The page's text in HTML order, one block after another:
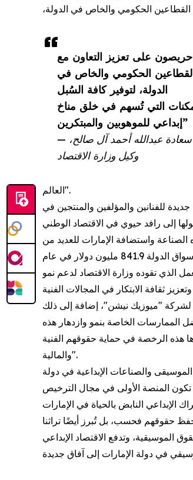
حريصون على تعزيز التعاون مع
الحكومي والخاص في
الدولة، لتوفير كافة السُبل
التي تُسهم في خلق مناخ
إبداعي للموهوبين والمبتكرين”
— سعادة عبدالله أحمد آل صالح،
وكيل وزارة الاقتصاد
القطاعين الحكومي والخاص في الدولة،
العالم".
للفنانين والمؤلفين والمنتجين في
واستضافة الإمارات للعديد من
المهرجانات والفعاليات الموسيقية الكبرى، حيث توجد 350 دار عرض للموسيقى الحية في دبي وحدها، كما بلغت إيرادات سوق بث الموسيقى في أسواق الدولة 841.9 مليون دولار في عام
رئيسياً في العمل الذي تقوده وزارة الاقتصاد لدعم نمو
لشركة "ميوزيك نيشن"، إضافة إلى ذلك
الممارسات الخاصة بنمو وازدهار هذه
هذه الرخصة في حماية حقوقهم الفنية
والمالية".
والصناعات الإبداعية في دولة
المنصة الأولى في مجال الترخيص
حقوقهم فحسب، بل تُبرز أيضًا تراثنا
الموسيقية، وتدفع الاقتصاد الإبداعي